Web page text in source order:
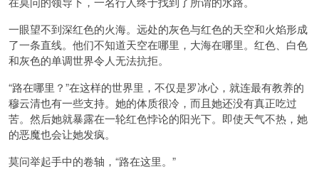
一眼望不到深红色的火海。远处的灰色与红色的天空和火焰形成
了一条直线。他们不知道天空在哪里，大海在哪里。红色、白色
和灰色的单调世界令人无法抗拒。
“路在哪里？”在这样的世界里，不仅是罗冰心，就连最有教养的
穆云清也有一些支持。她的体质很冷，而且她还没有真正吃过
苦。然后她就暴露在一轮红色悖论的阳光下。即使天气不热，她
的恶魔也会让她发疯。
莫问举起手中的卷轴，“路在这里。”